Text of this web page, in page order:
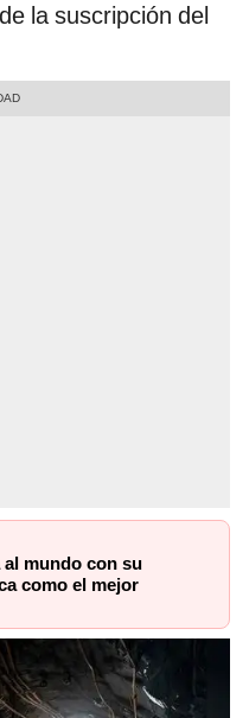
la suscripción del
al mundo con su
como el mejor